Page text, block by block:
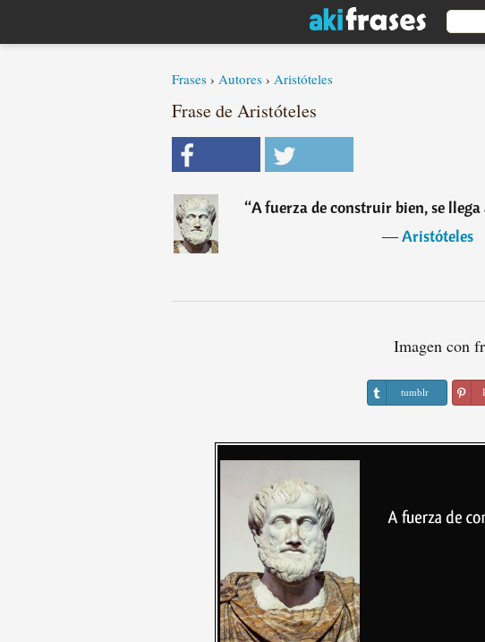
Frases › Autores › Aristóteles
Frase de Aristóteles
“A fuerza de construir bien, se
―Aristóteles
Imagen con
tumblr